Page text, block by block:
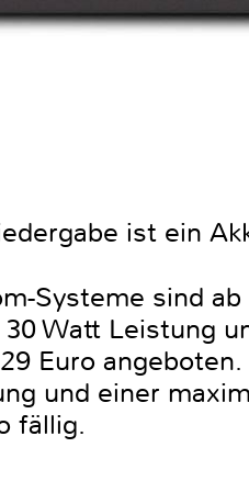
ist ein
Systeme sind
Watt Leistung
Euro
und einer
fällig.